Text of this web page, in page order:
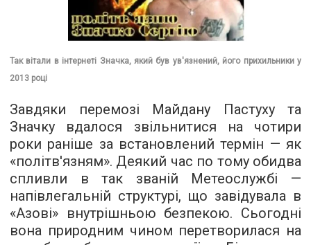
Так вітали в інтернеті Значка, який був ув'язнений, його прихильники у
2013 році
Завдяки перемозі Майдану Пастуху та
Значку вдалося звільнитися на чотири
роки раніше за встановлений термін — як
«політв'язням». Деякий час по тому обидва
спливли в так званій Метеослужбі —
напівлегальній структурі, що завідувала в
«Азові» внутрішньою безпекою. Сьогодні
вона природним чином перетворилася на